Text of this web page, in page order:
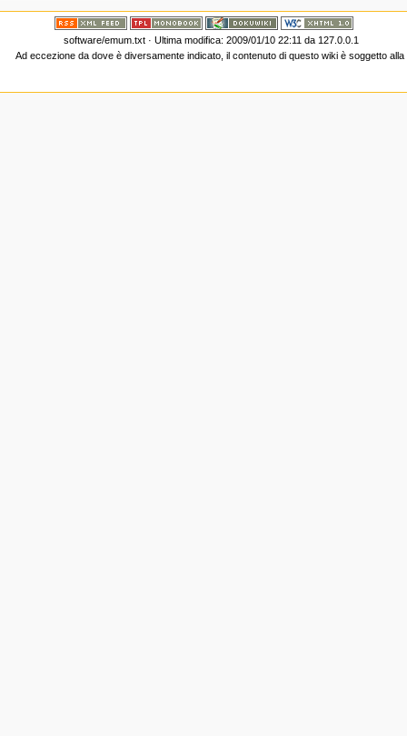
software/emum.txt · Ultima modifica: 2009/01/10 22:11 da 127.0.0.1
Ad eccezione da dove è diversamente indicato, il contenuto di questo wiki è soggetto